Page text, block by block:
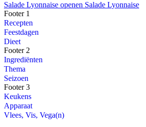
Salade Lyonnaise openen Salade Lyonnaise
Footer 1
Recepten
Feestdagen
Dieet
Footer 2
Ingrediënten
Thema
Seizoen
Footer 3
Keukens
Apparaat
Vlees, Vis, Vega(n)